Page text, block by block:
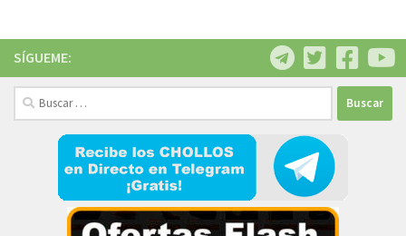
SÍGUEME:
Buscar: